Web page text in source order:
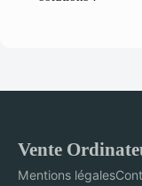
Vente
Mentions légales